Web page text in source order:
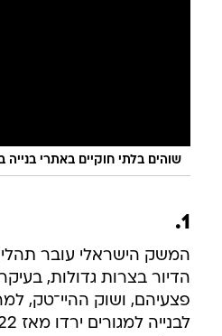
שוהים בלתי חוקיים באתרי בנייה
1.
המשק הישראלי עובר
הדיור בצרות גדולות,
פצעיהם, ושוק ההיי־טק,